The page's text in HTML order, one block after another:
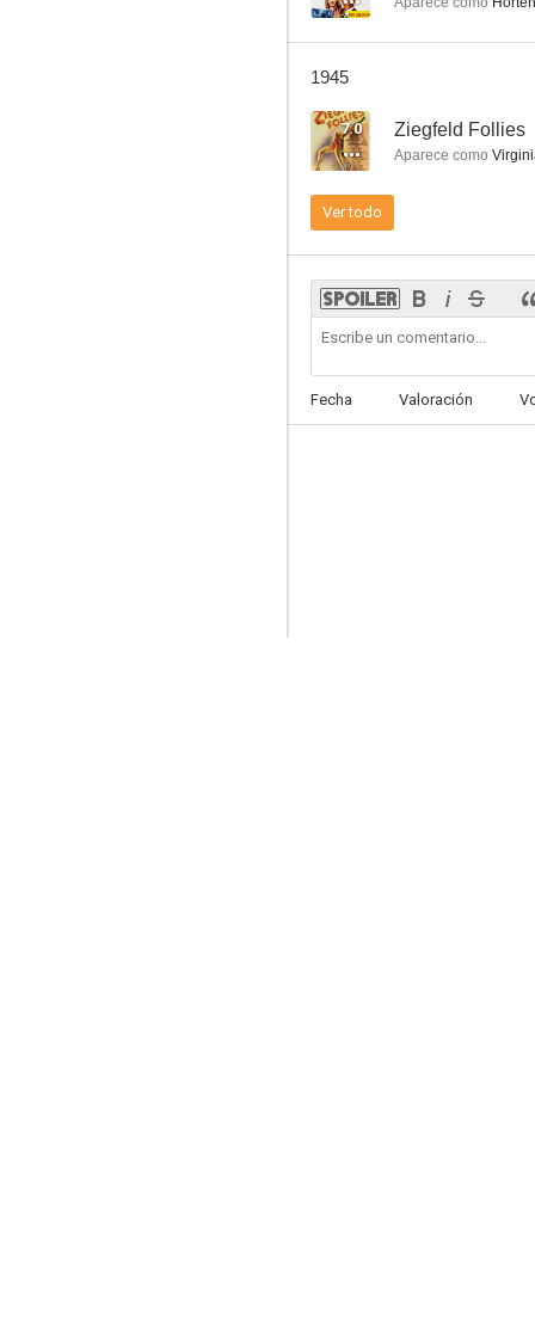
--
1945
7.0 Ziegfeld Follies
Aparece como
Ver todo
Fecha Valoración